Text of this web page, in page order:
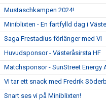
Mustaschkampen 2024!
Miniblixten - En fartfylld dag i
Saga Frestadius förlänger med VI
Huvudsponsor - Västeråsirsta HF
Matchsponsor - SunStreet Energy
VI tar ett snack med Fredrik
Snart ses vi på Miniblixten!